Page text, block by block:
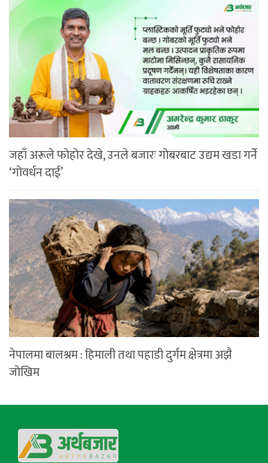
जहाँ अरूले फोहोर देखे, उनले बजारः गोबरबाट उद्यम खडा गर्ने
‘गोवर्धन दाई’
नेपालमा बालश्रम : हिमाली तथा पहाडी दुर्गम क्षेत्रमा अझै
जोखिम